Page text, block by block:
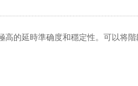
高的延時準确度和穩定性。可以将